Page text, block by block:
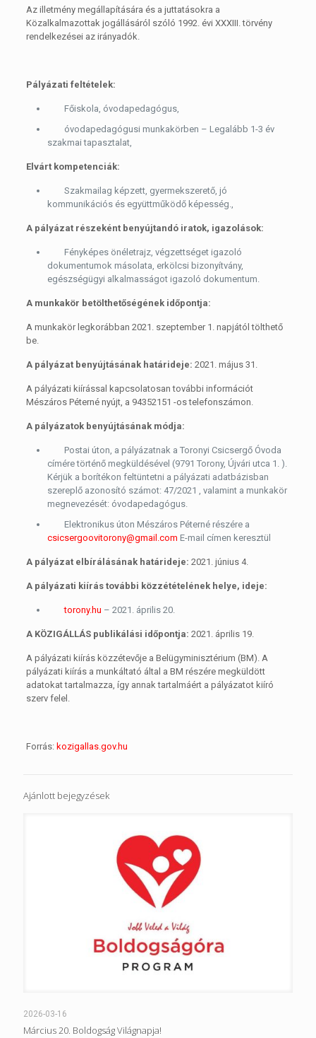
Az illetmény megállapítására és a juttatásokra a
Közalkalmazottak jogállásáról szóló 1992. évi XXXIII. törvény
rendelkezései az irányadók.
Pályázati feltételek:
Főiskola, óvodapedagógus,
óvodapedagógusi munkakörben – Legalább 1-3 év
szakmai tapasztalat,
Elvárt kompetenciák:
Szakmailag képzett, gyermekszerető, jó
kommunikációs és együttműködő képesség.,
A pályázat részeként benyújtandó iratok, igazolások:
Fényképes önéletrajz, végzettséget igazoló
dokumentumok másolata, erkölcsi bizonyítvány,
egészségügyi alkalmasságot igazoló dokumentum.
A munkakör betölthetőségének időpontja:
A munkakör legkorábban 2021. szeptember 1. napjától tölthető
be.
A pályázat benyújtásának határideje: 2021. május 31.
A pályázati kiírással kapcsolatosan további információt
Mészáros Péterné nyújt, a 94352151 -os telefonszámon.
A pályázatok benyújtásának módja:
Postai úton, a pályázatnak a Toronyi Csicsergő Óvoda
címére történő megküldésével (9791 Torony, Újvári utca 1. ).
Kérjük a borítékon feltüntetni a pályázati adatbázisban
szereplő azonosító számot: 47/2021 , valamint a munkakör
megnevezését: óvodapedagógus.
Elektronikus úton Mészáros Péterné részére a
csicsergoovitorony@gmail.com E-mail címen keresztül
A pályázat elbírálásának határideje: 2021. június 4.
A pályázati kiírás további közzétételének helye, ideje:
torony.hu – 2021. április 20.
A KÖZIGÁLLÁS publikálási időpontja: 2021. április 19.
A pályázati kiírás közzétevője a Belügyminisztérium (BM). A
pályázati kiírás a munkáltató által a BM részére megküldött
adatokat tartalmazza, így annak tartalmáért a pályázatot kiíró
szerv felel.
Forrás: kozigallas.gov.hu
Ajánlott bejegyzések
2026-03-16
Március 20. Boldogság Világnapja!